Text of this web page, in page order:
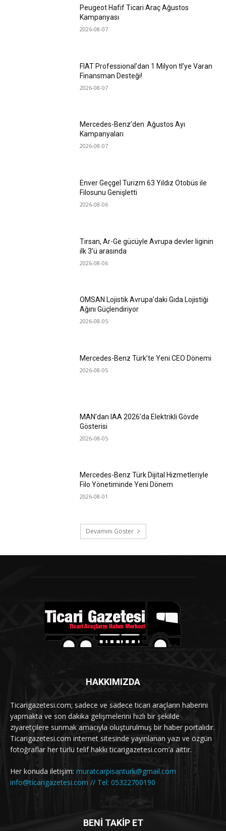
Peugeot Hafif Ticari Araç Ağustos
Kampanyası
2026-08-07
FIAT Professional’dan 1 Milyon tl’ye Varan
Finansman Desteği!
2026-08-07
Mercedes-Benz’den Ağustos Ayı
Kampanyaları
2026-08-07
Enver Geçgel Turizm 63 Yıldız Otobüs ile
Filosunu Genişletti
2026-08-06
Tırsan, Ar-Ge gücüyle Avrupa devler liginin
ilk 3’ü arasında
2026-08-06
OMSAN Lojistik Avrupa’daki Gıda Lojistiği
Ağını Güçlendiriyor
2026-08-05
Mercedes-Benz Türk’te Yeni CEO Dönemi
2026-08-05
MAN’dan IAA 2026’da Elektrikli Gövde
Gösterisi
2026-08-05
Mercedes-Benz Türk Dijital Hizmetleriyle
Filo Yönetiminde Yeni Dönem
2026-08-01
Devamını Göster
HAKKIMIZDA
Ticarigazetesi.com; sadece ve sadece ticari araçların haberini
yapmakta ve son dakika gelişmelerini hızlı bir şekilde
ziyaretçilere sunmak amacıyla oluşturulmuş bir haber portalıdır.
Ticarigazetesi.com internet sitesinde yayınlanan yazı ve özgün
fotoğraflar her türlü telif hakkı ticarigazetesi.com’a aittir.
Her konuda iletişim: muratcarpisanturk@gmail.com
info@ticarigazetesi.com // Tel: 05322700190
BENİ TAKİP ET